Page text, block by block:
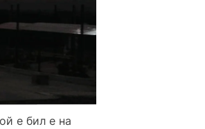
е бил е на